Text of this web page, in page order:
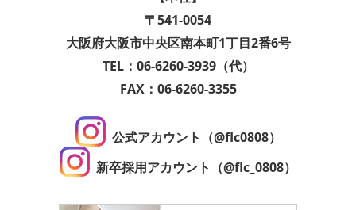
〒541-0054
大阪府大阪市中央区南本町1丁目2番6号
TEL：06-6260-3939（代）
FAX：06-6260-3355
公式アカウント（@flc0808）
新卒採用アカウント（@flc_0808）